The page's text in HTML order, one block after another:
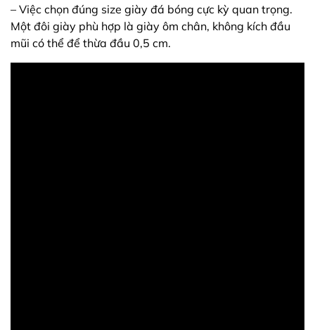
– Việc chọn đúng size giày đá bóng cực kỳ quan trọng.
Một đôi giày phù hợp là giày ôm chân, không kích đầu
mũi có thể để thừa đầu 0,5 cm.